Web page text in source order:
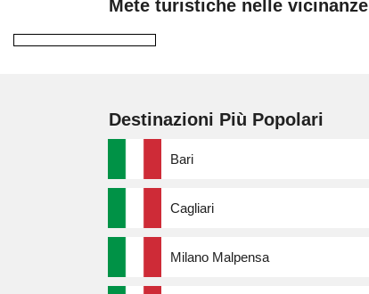
Mete turistiche nelle vicinanze
Destinazioni Più Popolari
Bari
Cagliari
Milano Malpensa